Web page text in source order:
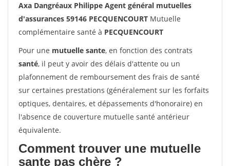
Axa Dangréaux Philippe Agent général mutuelles
d'assurances 59146 PECQUENCOURT Mutuelle
complémentaire santé à PECQUENCOURT
Pour une mutuelle sante, en fonction des contrats
santé, il peut y avoir des délais d'attente ou un
plafonnement de remboursement des frais de santé
sur certaines prestations (généralement sur les forfaits
optiques, dentaires, et dépassements d'honoraire) en
l'absence de couverture mutuelle santé antérieur
équivalente.
Comment trouver une mutuelle
sante pas chère ?